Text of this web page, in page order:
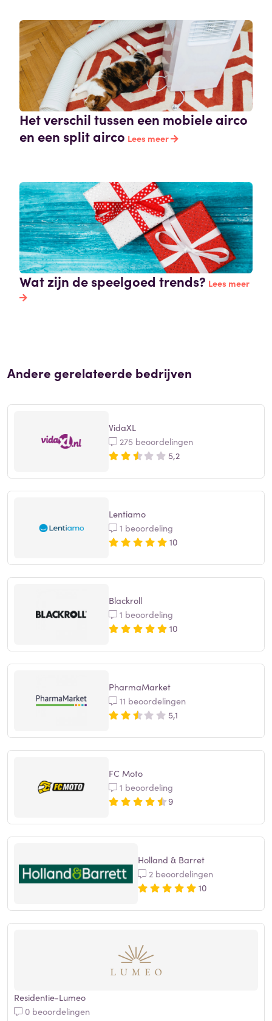
Het verschil tussen een mobiele airco
en een split airco Lees meer
Wat zijn de speelgoed trends? Lees meer
Andere gerelateerde bedrijven
VidaXL
275 beoordelingen
5,2
Lentiamo
1 beoordeling
10
Blackroll
1 beoordeling
10
PharmaMarket
11 beoordelingen
5,1
FC Moto
1 beoordeling
9
Holland & Barret
2 beoordelingen
10
Residentie-Lumeo
0 beoordelingen